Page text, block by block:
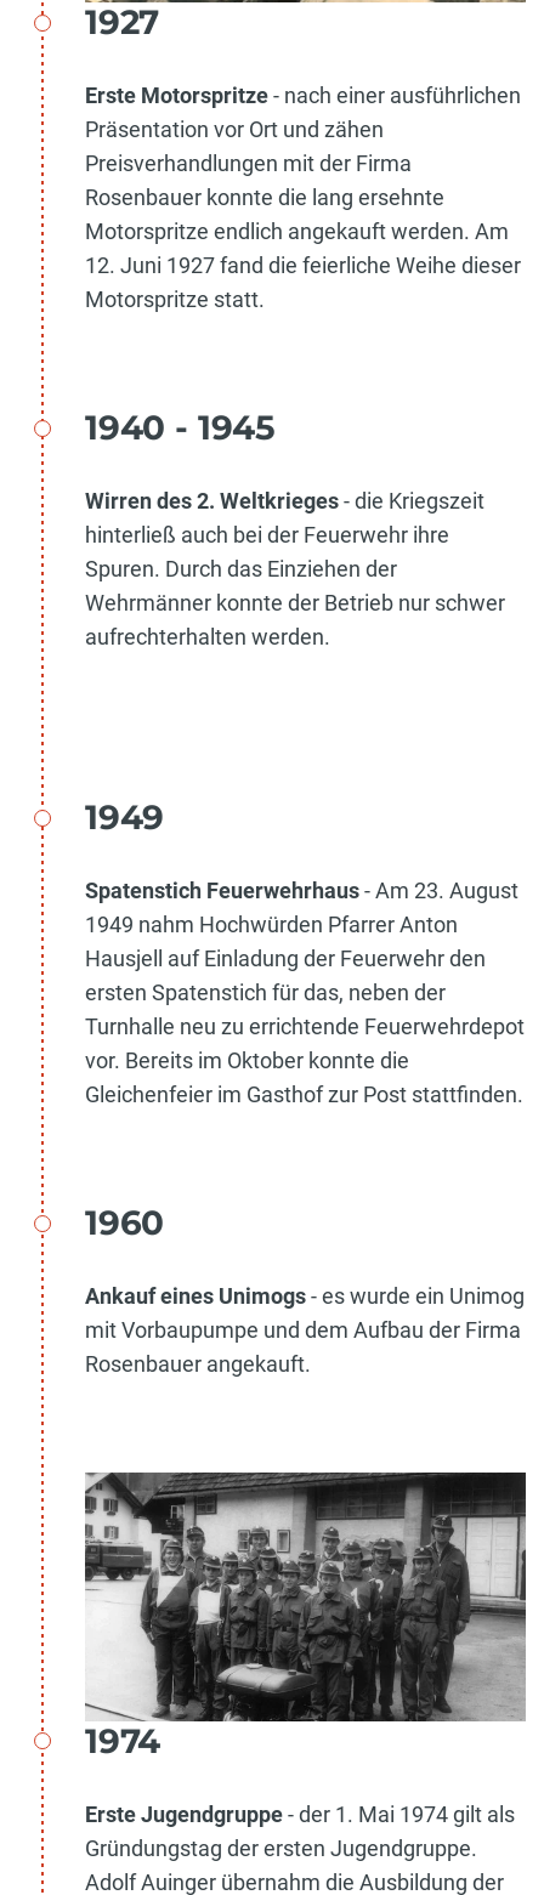
1927
Erste Motorspritze- nach einer ausführlichen
Präsentation vor Ort und zähen
Preisverhandlungen mit der Firma
Rosenbauer konnte die lang ersehnte
Motorspritze endlich angekauft werden. Am
12. Juni 1927 fand die feierliche Weihe dieser
Motorspritze statt.
1940 - 1945
Wirren des 2. Weltkrieges- die Kriegszeit
hinterließ auch bei der Feuerwehr ihre
Spuren. Durch das Einziehen der
Wehrmänner konnte der Betrieb nur schwer
aufrechterhalten werden.
1949
Spatenstich Feuerwehrhaus- Am 23. August
1949 nahm Hochwürden Pfarrer Anton
Hausjell auf Einladung der Feuerwehr den
ersten Spatenstich für das, neben der
Turnhalle neu zu errichtende Feuerwehrdepot
vor. Bereits im Oktober konnte die
Gleichenfeier im Gasthof zur Post stattfinden.
1960
Ankauf eines Unimogs- es wurde ein Unimog
mit Vorbaupumpe und dem Aufbau der Firma
Rosenbauer angekauft.
1974
Erste Jugendgruppe- der 1. Mai 1974 gilt als
Gründungstag der ersten Jugendgruppe.
Adolf Auinger übernahm die Ausbildung der